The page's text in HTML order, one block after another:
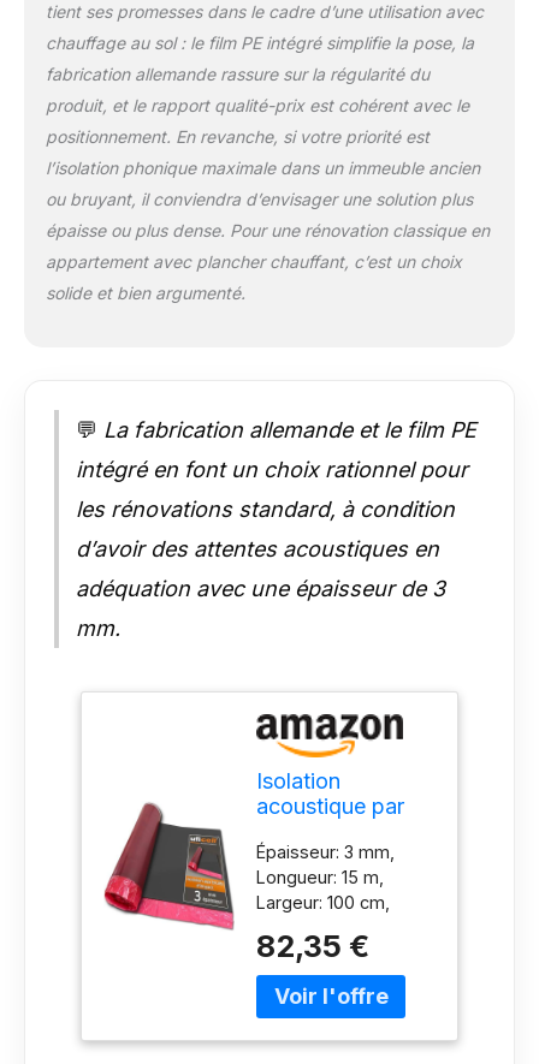
tient ses promesses dans le cadre d’une utilisation avec
chauffage au sol : le film PE intégré simplifie la pose, la
fabrication allemande rassure sur la régularité du
produit, et le rapport qualité-prix est cohérent avec le
positionnement. En revanche, si votre priorité est
l’isolation phonique maximale dans un immeuble ancien
ou bruyant, il conviendra d’envisager une solution plus
épaisse ou plus dense. Pour une rénovation classique en
appartement avec plancher chauffant, c’est un choix
solide et bien argumenté.
💬 La fabrication allemande et le film PE
intégré en font un choix rationnel pour
les rénovations standard, à condition
d’avoir des attentes acoustiques en
adéquation avec une épaisseur de 3
mm.
Isolation
acoustique par
uficell®
Multisound
Aquastop 3 mm
d'épaisseur avec
film PE/pare-
vapeur - TOP
pour chauffage
Épaisseur: 3 mm,
Longueur: 15 m,
Largeur: 100 cm,
kg/m³ - Dimensions
du rouleau: 15 m²
Amélioration de
82,35 €